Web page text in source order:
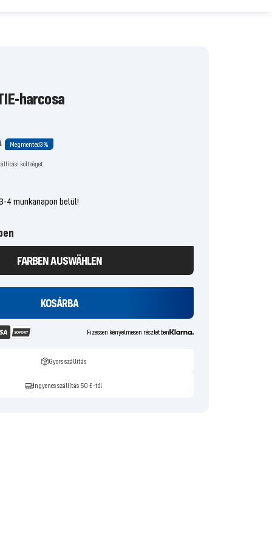
harcosa
Megmented3%
költséget
4 munkanapon belül!
FARBEN AUSWÄHLEN
KOSÁRBA
Fizessen kényelmesen részletben
Gyors szállítás
Ingyenes szállítás 50 €-tól